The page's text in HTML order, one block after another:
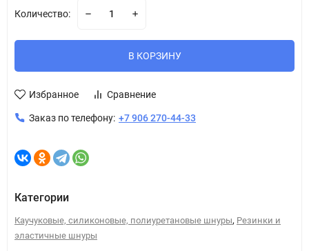
Количество:
В КОРЗИНУ
Избранное Сравнение
Заказ по телефону: +7 906 270-44-33
Категории
Каучуковые, силиконовые, полиуретановые шнуры, Резинки и
эластичные шнуры